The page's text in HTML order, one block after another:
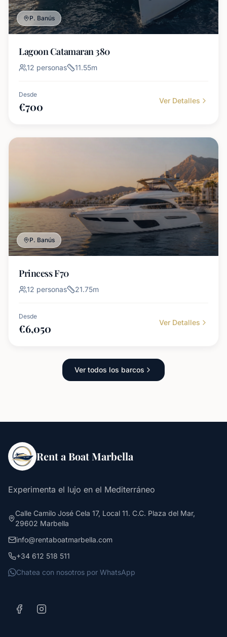
P. Banús
Lagoon Catamaran 380
12 personas 11.55m
Desde
€700 Ver Detalles
P. Banús
Princess F70
12 personas 21.75m
Desde
€6,050 Ver Detalles
Ver todos los barcos
Rent a Boat Marbella
Experimenta el lujo en el Mediterráneo
Calle Camilo José Cela 17, Local 11. C.C. Plaza del Mar,
29602 Marbella
info@rentaboatmarbella.com
+34 612 518 511
Chatea con nosotros por WhatsApp